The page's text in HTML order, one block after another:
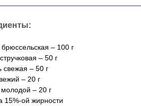
брюссельская – 100 г
– 50 г
свежая – 50 г
– 20 г
– 20 г
15%-ой жирности